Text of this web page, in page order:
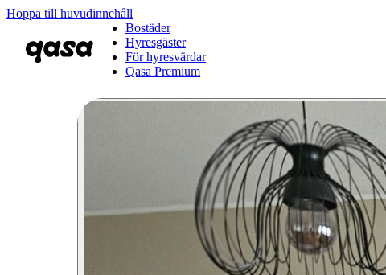
Hoppa till huvudinnehåll
Bostäder
Hyresgäster
För hyresvärdar
Qasa Premium